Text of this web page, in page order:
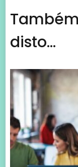
disto...